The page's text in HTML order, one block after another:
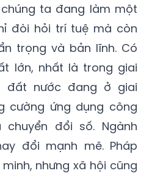
ta đang làm một
đòi hỏi trí tuệ mà còn
trọng và bản lĩnh. Có
lớn, nhất là trong giai
đất nước đang ở giai
cường ứng dụng công
đổi số. Ngành
đổi mạnh mẽ. Pháp
nhưng xã hội cũng